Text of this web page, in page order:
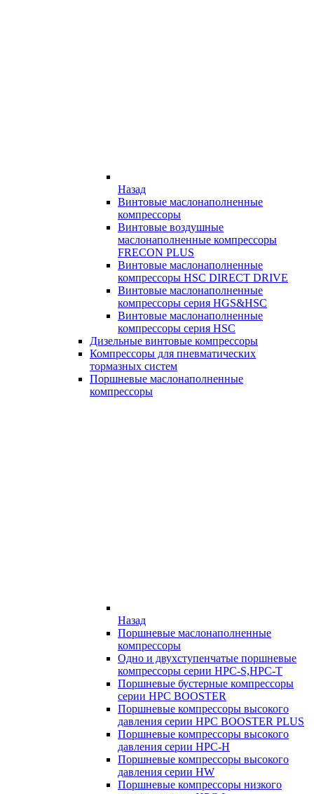
Назад
Винтовые маслонаполненные
компрессоры
Винтовые воздушные
маслонаполненные компрессоры
FRECON PLUS
Винтовые маслонаполненные
компрессоры HSC DIRECT DRIVE
Винтовые маслонаполненные
компрессоры серия HGS&HSC
Винтовые маслонаполненные
компрессоры серия HSC
Дизельные винтовые компрессоры
Компрессоры для пневматических
тормазных систем
Поршневые маслонаполненные
компрессоры
Назад
Поршневые маслонаполненные
компрессоры
Одно и двухступенчатые поршневые
компрессоры серии HPC-S,HPC-T
Поршневые бустерные компрессоры
серии HPC BOOSTER
Поршневые компрессоры высокого
давления серии HPC BOOSTER PLUS
Поршневые компрессоры высокого
давления серии HPC-H
Поршневые компрессоры высокого
давления серии HW
Поршневые компрессоры низкого